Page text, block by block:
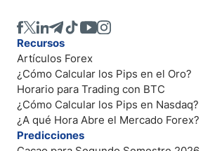
Recursos
Artículos Forex
¿Cómo Calcular los Pips en el Oro?
Horario para Trading con BTC
¿Cómo Calcular los Pips en Nasdaq?
¿A qué Hora Abre el Mercado Forex?
Predicciones